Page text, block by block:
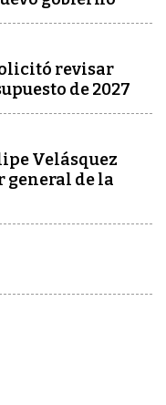
revisar
de 2027
Velásquez
general de la